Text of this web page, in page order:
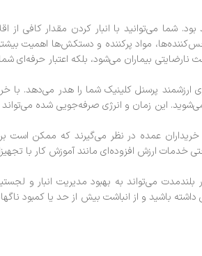
شما می‌توانید با انبار کردن مقدار کافی از
مواد پرکننده و دستکش‌ها اهمیت
بیماران می‌شود، بلکه اعتبار حرفه‌ای شما
ارزشمند پرسنل کلینیک شما را هدر می‌دهد. با
این زمان و انرژی صرفه‌جویی شده می‌تواند
عمده در نظر می‌گیرند که ممکن است
خدمات ارزش افزوده‌ای مانند آموزش کار با
بلندمدت می‌تواند به بهبود مدیریت انبار و
باشید و از انباشت بیش از حد یا کمبود